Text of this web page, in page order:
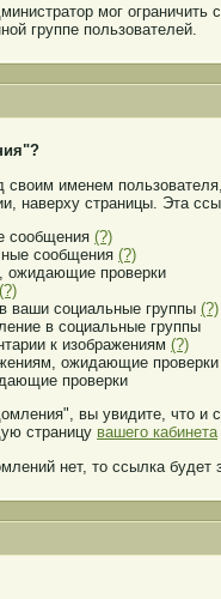
мог
группе пользователей.
именем
наверху страницы. Эта
сообщения (?)
сообщения (?)
ожидающие проверки
(?)
ваши социальные группы (?)
в социальные группы
к изображениям (?)
ожидающие проверки
проверки
вы увидите, что
страницу вашего кабинета
нет, то ссылка